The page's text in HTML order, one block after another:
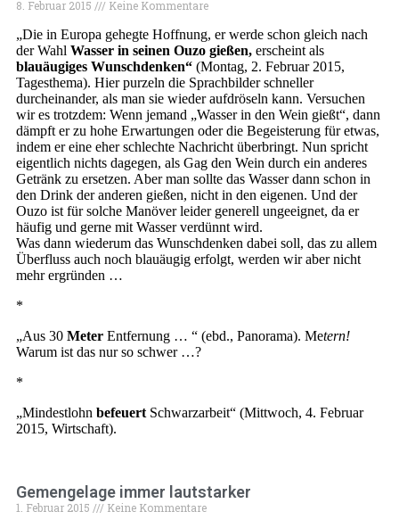
8. Februar 2015 Keine Kommentare
„Die in Europa gehegte Hoffnung, er werde schon gleich nach
der Wahl Wasser in seinen Ouzo gießen, erscheint als
blauäugiges Wunschdenken“ (Montag, 2. Februar 2015,
Tagesthema). Hier purzeln die Sprachbilder schneller
durcheinander, als man sie wieder aufdröseln kann. Versuchen
wir es trotzdem: Wenn jemand „Wasser in den Wein gießt“, dann
dämpft er zu hohe Erwartungen oder die Begeisterung für etwas,
indem er eine eher schlechte Nachricht überbringt. Nun spricht
eigentlich nichts dagegen, als Gag den Wein durch ein anderes
Getränk zu ersetzen. Aber man sollte das Wasser dann schon in
den Drink der anderen gießen, nicht in den eigenen. Und der
Ouzo ist für solche Manöver leider generell ungeeignet, da er
häufig und gerne mit Wasser verdünnt wird.
Was dann wiederum das Wunschdenken dabei soll, das zu allem
Überfluss auch noch blauäugig erfolgt, werden wir aber nicht
mehr ergründen …
*
„Aus 30 Meter Entfernung … “ (ebd., Panorama). Metern!
Warum ist das nur so schwer …?
*
„Mindestlohn befeuert Schwarzarbeit“ (Mittwoch, 4. Februar
2015, Wirtschaft).
Gemengelage immer lautstarker
1. Februar 2015 Keine Kommentare